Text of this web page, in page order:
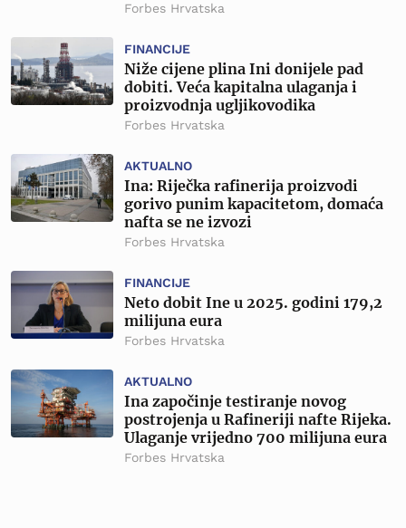
Forbes Hrvatska
FINANCIJE
Niže cijene plina Ini donijele pad
dobiti. Veća kapitalna ulaganja i
proizvodnja ugljikovodika
Forbes Hrvatska
AKTUALNO
Ina: Riječka rafinerija proizvodi
gorivo punim kapacitetom, domaća
nafta se ne izvozi
Forbes Hrvatska
FINANCIJE
Neto dobit Ine u 2025. godini 179,2
milijuna eura
Forbes Hrvatska
AKTUALNO
Ina započinje testiranje novog
postrojenja u Rafineriji nafte Rijeka.
Ulaganje vrijedno 700 milijuna eura
Forbes Hrvatska